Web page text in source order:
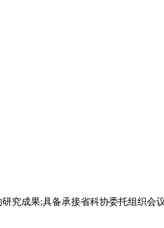
成果;具备承接省科协委托组织会